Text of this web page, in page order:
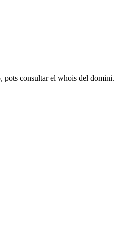
pots consultar el whois del domini.